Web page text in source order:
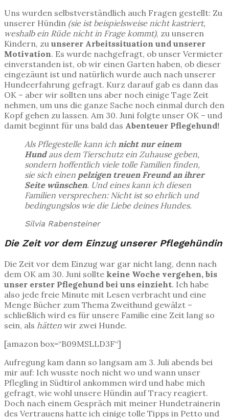
Uns wurden selbstverständlich auch Fragen gestellt: Zu
unserer Hündin (sie ist beispielsweise nicht kastriert,
weshalb ein Rüde nicht in Frage kommt), zu unseren
Kindern, zu unserer Arbeitssituation und unserer
Motivation. Es wurde nachgefragt, ob unser Vermieter
einverstanden ist, ob wir einen Garten haben, ob dieser
eingezäunt ist und natürlich wurde auch nach unserer
Hundeerfahrung gefragt. Kurz darauf gab es dann das
OK – aber wir sollten uns aber noch einige Tage Zeit
nehmen, um uns die ganze Sache noch einmal durch den
Kopf gehen zu lassen. Am 30. Juni folgte unser OK – und
damit beginnt für uns bald das Abenteuer Pflegehund!
Als Pflegestelle kann ich nicht nur einem
Hundaus dem Tierschutz ein Zuhause geben,
sondern hoffentlich viele tolle Familien finden,
sie sich einen pelzigen treuen Freund an ihrer
Seite wünschen. Und eines kann ich diesen
Familien versprechen: Nicht ist so ehrlich und
bedingungslos wie die Liebe deines Hundes.
Silvia Rabensteiner
Die Zeit vor dem Einzug unserer Pflegehündin
Die Zeit vor dem Einzug war gar nicht lang, denn nach
dem OK am 30. Juni sollte keine Woche vergehen, bis
unser erster Pflegehund bei uns einzieht. Ich habe
also jede freie Minute mit Lesen verbracht und eine
Menge Bücher zum Thema Zweithund gewälzt –
schließlich wird es für unsere Familie eine Zeit lang so
sein, als hätten wir zwei Hunde.
[amazon box=“B09MSLLD3F“]
Aufregung kam dann so langsam am 3. Juli abends bei
mir auf: Ich wusste noch nicht wo und wann unser
Pflegling in Südtirol ankommen wird und habe mich
gefragt, wie wohl unsere Hündin auf Tracy reagiert.
Doch nach einem Gespräch mit meiner Hundetrainerin
des Vertrauens hatte ich einige tolle Tipps in Petto und